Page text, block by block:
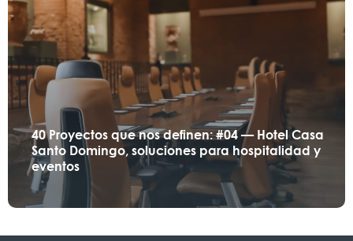
40 Proyectos que nos definen: #04 — Hotel Casa
Santo Domingo, soluciones para hospitalidad y
eventos